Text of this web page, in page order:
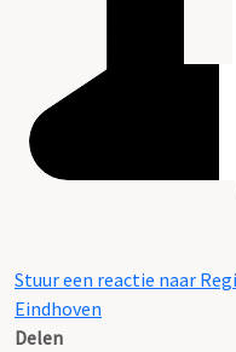
Stuur een reactie naar
Eindhoven
Delen